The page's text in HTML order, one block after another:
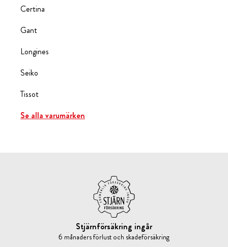
Certina
Gant
Longines
Seiko
Tissot
Se alla varumärken
Stjärnförsäkring ingår
6 månaders förlust och skadeförsäkring